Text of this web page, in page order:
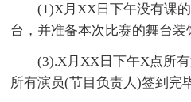
(1)X月XX日下午没有课
台，并准备本次比赛的舞台装
(3).X月XX日下午X点所
所有演员(节目负责人)签到完